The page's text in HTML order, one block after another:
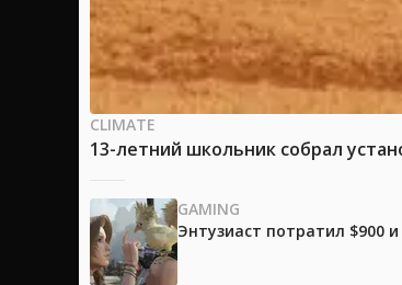
CLIMATE
13-летний школьник собрал
GAMING
Энтузиаст потратил $900